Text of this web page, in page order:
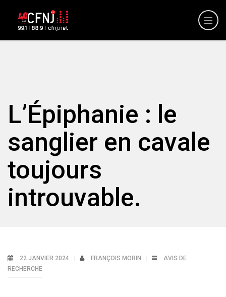
L’Épiphanie : le
sanglier en cavale
toujours
introuvable.
22 JANVIER 2024 FRANÇOIS MORIN
AVIS DE
RECHERCHE